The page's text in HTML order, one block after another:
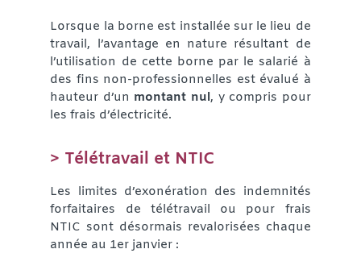
Lorsque la borne est installée sur le lieu de
travail, l’avantage en nature résultant de
l’utilisation de cette borne par le salarié à
des fins non-professionnelles est évalué à
hauteur d’un montant nul, y compris pour
les frais d’électricité.
> Télétravail et NTIC
Les limites d’exonération des indemnités
forfaitaires de télétravail ou pour frais
NTIC sont désormais revalorisées chaque
année au 1er janvier :